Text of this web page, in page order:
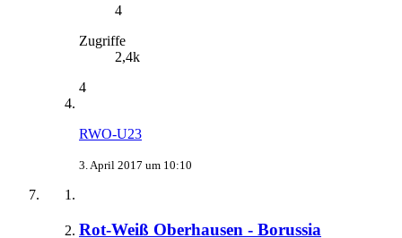
4
Zugriffe
2,4k
4
RWO-U23
3. April 2017 um 10:10
Rot-Weiß Oberhausen - Borussia